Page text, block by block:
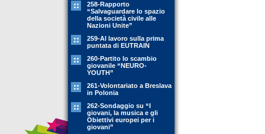
258-Rapporto
“Salvaguardare lo spazio
della società civile alle
Nazioni Unite”
259-Al lavoro sulla prima
puntata di EUTRAIN
260-Partito lo scambio
giovanile “NEURO-
YOUTH”
261-Volontariato a Breslava
in Polonia
262-Sondaggio su “I
giovani, la musica e gli
Obiettivi europei per i
giovani”